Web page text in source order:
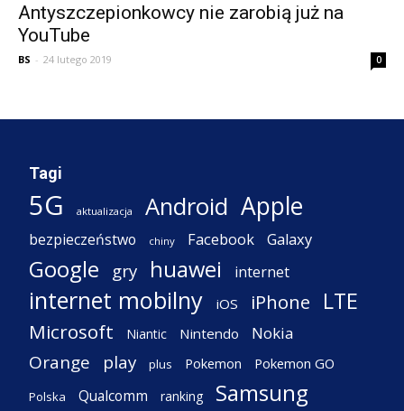
Antyszczepionkowcy nie zarobią już na
YouTube
BS - 24 lutego 2019 0
Tagi
5G aktualizacja Android Apple
bezpieczeństwo chiny Facebook Galaxy
Google gry huawei internet
internet mobilny iOS iPhone LTE
Microsoft Niantic Nintendo Nokia
Orange play plus Pokemon Pokemon GO
Polska Qualcomm ranking Samsung